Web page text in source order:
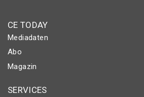
CE TODAY
Mediadaten
Abo
Magazin
SERVICES